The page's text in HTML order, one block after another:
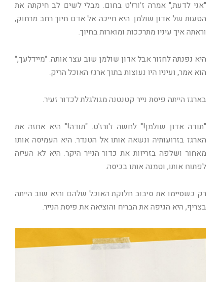
"אני לדעת," אמרה ז'ורז'ט בחום. מבלי לשים לב חיקתה את
הטעות של אדון שולמן. היא חייכה אל אדם חיוך רחב מרחוק,
וראתה איך עיניו מתרככות ומוארות בחיוך.
היא נפנתה לחזור אבל אדון שולמן שוב עצר אותה. "מיידלעך,"
הוא אמר, ועיניו היו נעוצות בתוך ארגז האוכל הריק.
בארגז הייתה פיסת נייר קטנטנה מגולגלת לכדור זעיר.
"תודה אדון שולמן!" לחשה ז'ורז'ט. "תודה!" היא אחזה את
הארגז בזרועותיה ונשאה אותו אל הטנדר. היא העמיסה אותו
מאחור ושלפה בזריזות את כדור הנייר היקר. היא לא העיזה
לפתוח אותו, וטמנה אותו בכיסה.
רק כשסיימו את סיבוב חלוקת האוכל שלהם והיא שוב הייתה
בצריף, היא הגיפה את הבריח והוציאה את פיסת הנייר.